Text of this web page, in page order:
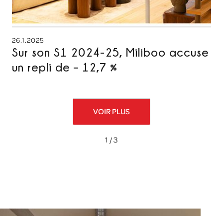
26.1.2025
Sur son S1 2024-25, Miliboo accuse
un repli de – 12,7 %
VOIR PLUS
1 / 3